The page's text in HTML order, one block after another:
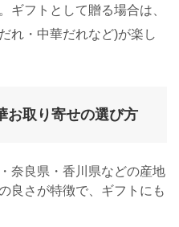
ギフトとして贈る場合は、
れ・中華だれなど)が楽し
お取り寄せの選び方
奈良県・香川県などの産地
良さが特徴で、ギフトにも